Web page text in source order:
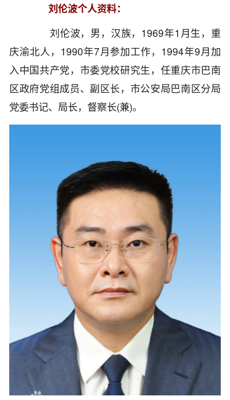
刘伦波个人资料：
刘伦波，男，汉族，1969年1月生，重
庆渝北人，1990年7月参加工作，1994年9月加
入中国共产党，市委党校研究生，任重庆市巴南
区政府党组成员、副区长，市公安局巴南区分局
党委书记、局长，督察长(兼)。